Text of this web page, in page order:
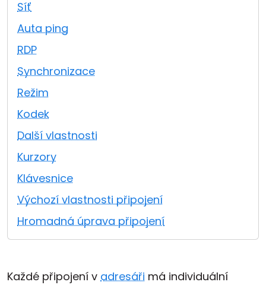
Síť
Auta ping
RDP
Synchronizace
Režim
Kodek
Další vlastnosti
Kurzory
Klávesnice
Výchozí vlastnosti připojení
Hromadná úprava připojení
Každé připojení v adresáři má individuální
Cloud a on-premise